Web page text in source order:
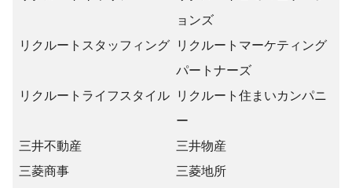
ョンズ
リクルートスタッフィング
リクルートマーケティング
パートナーズ
リクルートライフスタイル
リクルート住まいカンパニ
ー
三井不動産
三井物産
三菱商事
三菱地所